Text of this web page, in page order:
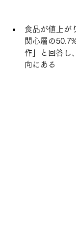
食品が値上が
関心層の
作」と回答し
向にある